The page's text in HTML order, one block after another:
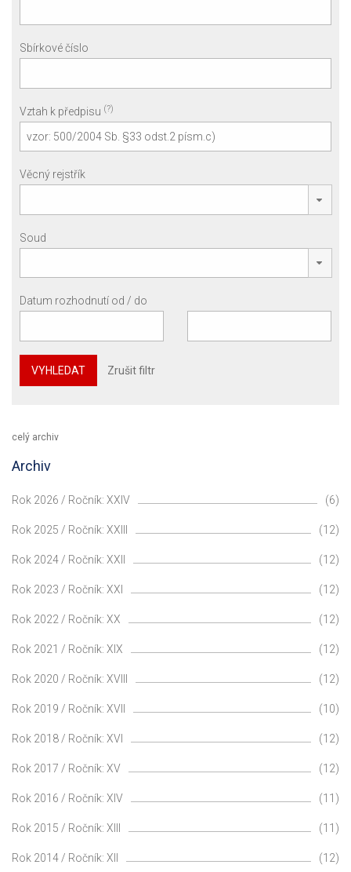
Sbírkové číslo
Vztah k předpisu (?)
Věcný rejstřík
Soud
Datum rozhodnutí od / do
VYHLEDAT Zrušit filtr
celý archiv
Archiv
Rok 2026 / Ročník: XXIV (6)
Rok 2025 / Ročník: XXIII (12)
Rok 2024 / Ročník: XXII (12)
Rok 2023 / Ročník: XXI (12)
Rok 2022 / Ročník: XX (12)
Rok 2021 / Ročník: XIX (12)
Rok 2020 / Ročník: XVIII (12)
Rok 2019 / Ročník: XVII (10)
Rok 2018 / Ročník: XVI (12)
Rok 2017 / Ročník: XV (12)
Rok 2016 / Ročník: XIV (11)
Rok 2015 / Ročník: XIII (11)
Rok 2014 / Ročník: XII (12)